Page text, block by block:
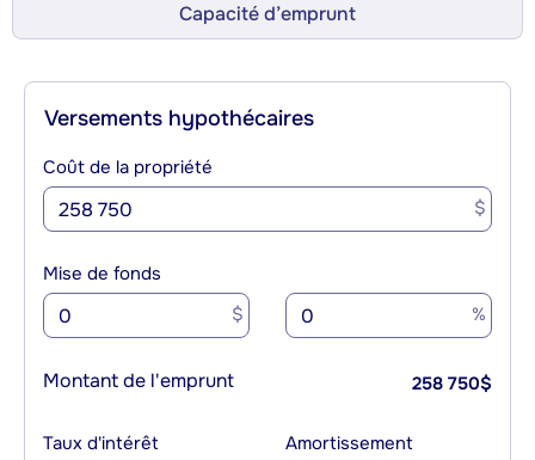
Capacité d’emprunt
Versements hypothécaires
Coût de la propriété
$
Mise de fonds
$ %
Montant de l'emprunt 258 750$
Taux d'intérêt Amortissement